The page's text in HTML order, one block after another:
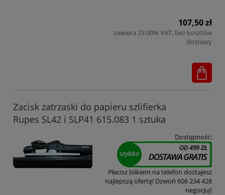
107,50 zł
zawiera 23.00% VAT, bez kosztów
dostawy
Zacisk zatrzaski do papieru szlifierka
Rupes SL42 i SLP41 615.083 1 sztuka
Dostępność:
Płacisz blikiem na telefon dostajesz
najlepszą ofertę! Dzwoń 606 234 428
negocjuj!